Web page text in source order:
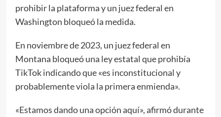
prohibir la plataforma y un juez federal en
Washington bloqueó la medida.
En noviembre de 2023, un juez federal en
Montana bloqueó una ley estatal que prohibía
TikTok indicando que «es inconstitucional y
probablemente viola la primera enmienda».
«Estamos dando una opción aquí», afirmó durante